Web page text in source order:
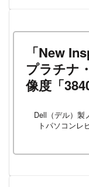
「New
プラチナ
像度「
映像に
ートパソ
Dell（デル）製
トパソコンレ